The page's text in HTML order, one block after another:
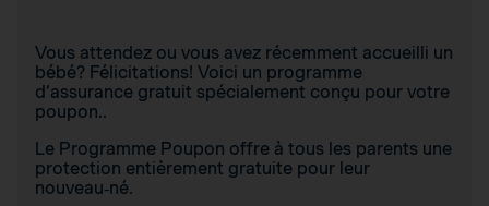
Vous attendez ou vous avez récemment accueilli un
bébé? Félicitations! Voici un programme
d’assurance gratuit spécialement conçu pour votre
poupon..
Le Programme Poupon offre à tous les parents une
protection entièrement gratuite pour leur
nouveau‑né.